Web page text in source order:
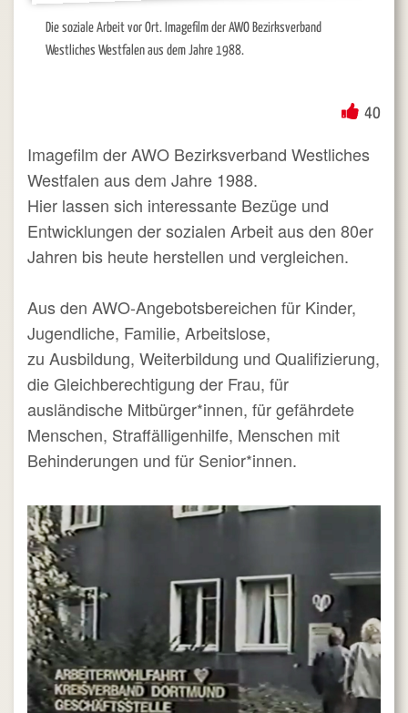
Die soziale Arbeit vor Ort. Imagefilm der AWO Bezirksverband
Westliches Westfalen aus dem Jahre 1988.
40
Imagefilm der AWO Bezirksverband Westliches
Westfalen aus dem Jahre 1988.
Hier lassen sich interessante Bezüge und
Entwicklungen der sozialen Arbeit aus den 80er
Jahren bis heute herstellen und vergleichen.
Aus den AWO-Angebotsbereichen für Kinder,
Jugendliche, Familie, Arbeitslose,
zu Ausbildung, Weiterbildung und Qualifizierung,
die Gleichberechtigung der Frau, für
ausländische Mitbürger*innen, für gefährdete
Menschen, Straffälligenhilfe, Menschen mit
Behinderungen und für Senior*innen.